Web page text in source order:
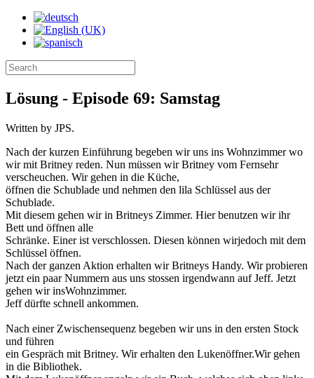
Lösung - Episode 69: Samstag
Written by JPS.
Nach der kurzen Einführung begeben wir uns ins Wohnzimmer wo
wir mit Britney reden. Nun müssen wir Britney vom Fernsehr
verscheuchen. Wir gehen in die Küche,
öffnen die Schublade und nehmen den lila Schlüssel aus der
Schublade.
Mit diesem gehen wir in Britneys Zimmer. Hier benutzen wir ihr
Bett und öffnen alle
Schränke. Einer ist verschlossen. Diesen können wirjedoch mit dem
Schlüssel öffnen.
Nach der ganzen Aktion erhalten wir Britneys Handy. Wir probieren
jetzt ein paar Nummern aus uns stossen irgendwann auf Jeff. Jetzt
gehen wir insWohnzimmer.
Jeff dürfte schnell ankommen.
Nach einer Zwischensequenz begeben wir uns in den ersten Stock
und führen
ein Gespräch mit Britney. Wir erhalten den Lukenöffner.Wir gehen
in die Bibliothek.